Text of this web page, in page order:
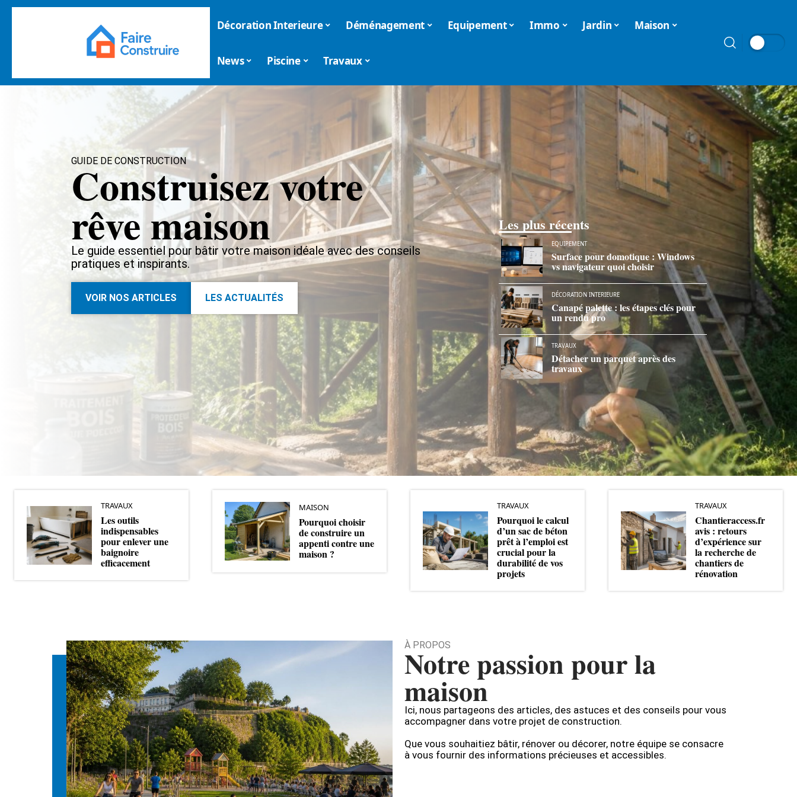
Décoration Interieure Déménagement Equipement Immo Jardin Maison
News Piscine Travaux
GUIDE DE CONSTRUCTION
Construisez votre
rêve maison
Le guide essentiel pour bâtir votre maison idéale avec des conseils
pratiques et inspirants.
VOIR NOS ARTICLES LES ACTUALITÉS
Les plus récents
EQUIPEMENT
Surface pour domotique : Windows
vs navigateur quoi choisir
DÉCORATION INTERIEURE
Canapé palette : les étapes clés pour
un rendu pro
TRAVAUX
Détacher un parquet après des
travaux
TRAVAUX
Les outils
indispensables
pour enlever une
baignoire
efficacement
MAISON
Pourquoi choisir
de construire un
appenti contre une
maison ?
TRAVAUX
Pourquoi le calcul
d’un sac de béton
prêt à l’emploi est
crucial pour la
durabilité de vos
projets
TRAVAUX
Chantieraccess.fr
avis : retours
d’expérience sur
la recherche de
chantiers de
rénovation
À PROPOS
Notre passion pour la
maison
Ici, nous partageons des articles, des astuces et des conseils pour vous
accompagner dans votre projet de construction.
Que vous souhaitiez bâtir, rénover ou décorer, notre équipe se consacre
à vous fournir des informations précieuses et accessibles.